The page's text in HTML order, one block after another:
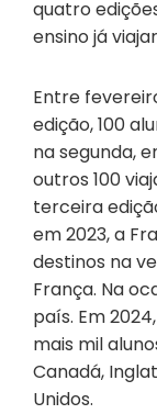
quatro
ensino já
Entre
edição, 100
na segunda,
outros 100
terceira
em 2023, a
destinos na
França. Na
país. Em
mais mil
Canadá,
Unidos.